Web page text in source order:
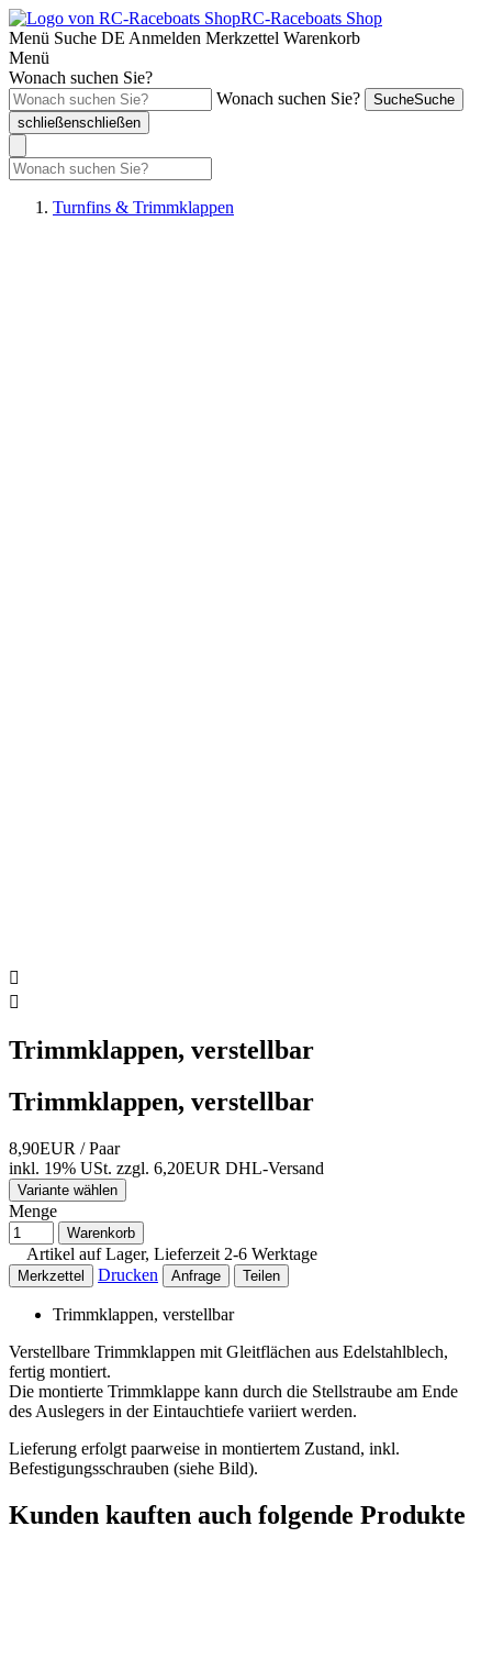
RC-Raceboats Shop
Menü Suche DE Anmelden Merkzettel Warenkorb
Menü
Wonach suchen Sie?
Wonach suchen Sie?
SucheSuche
schließenschließen
Turnfins & Trimmklappen


Trimmklappen, verstellbar
Trimmklappen, verstellbar
8,90EUR / Paar
inkl. 19% USt. zzgl. 6,20EUR DHL-Versand
Variante wählen
Menge
Warenkorb
Artikel auf Lager, Lieferzeit 2-6 Werktage
Merkzettel Drucken Anfrage Teilen
Trimmklappen, verstellbar
Verstellbare Trimmklappen mit Gleitflächen aus Edelstahlblech,
fertig montiert.
Die montierte Trimmklappe kann durch die Stellstraube am Ende
des Auslegers in der Eintauchtiefe variiert werden.
Lieferung erfolgt paarweise in montiertem Zustand, inkl.
Befestigungsschrauben (siehe Bild).
Kunden kauften auch folgende Produkte